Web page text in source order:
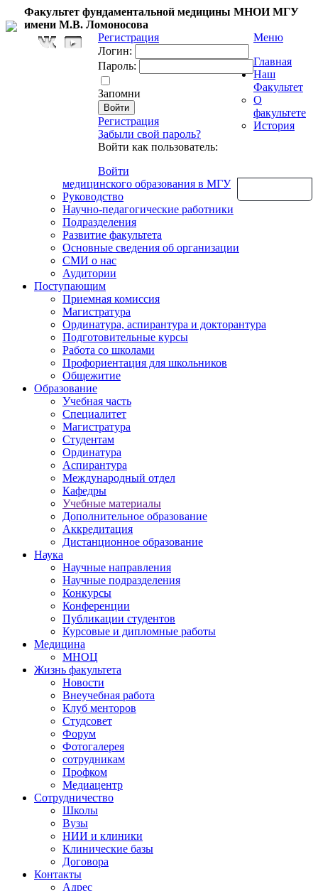
Факультет фундаментальной медицины МНОИ МГУ
имени М.В. Ломоносова
Регистрация
Логин:
Пароль:
Запомни
Регистрация
Забыли свой пароль?
Войти как пользователь:
Войти
Меню
Главная
Наш
Факультет
О
факультете
История
медицинского образования в МГУ
Руководство
Научно-педагогические работники
Подразделения
Развитие факультета
Основные сведения об организации
СМИ о нас
Аудитории
Поступающим
Приемная комиссия
Магистратура
Ординатура, аспирантура и докторантура
Подготовительные курсы
Работа со школами
Профориентация для школьников
Общежитие
Образование
Учебная часть
Специалитет
Магистратура
Студентам
Ординатура
Аспирантура
Международный отдел
Кафедры
Учебные материалы
Дополнительное образование
Аккредитация
Дистанционное образование
Наука
Научные направления
Научные подразделения
Конкурсы
Конференции
Публикации студентов
Курсовые и дипломные работы
Медицина
МНОЦ
Жизнь факультета
Новости
Внеучебная работа
Клуб менторов
Студсовет
Форум
Фотогалерея
сотрудникам
Профком
Медиацентр
Сотрудничество
Школы
Вузы
НИИ и клиники
Клинические базы
Договора
Контакты
Адрес